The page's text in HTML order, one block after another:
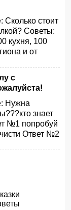
Сколько стоит
Советы:
кухня, 100
и от
с
Нужна
знает
№1 попробуй
Ответ №2